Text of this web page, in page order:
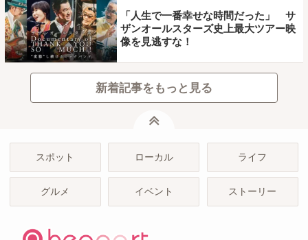
「人生で一番幸せな時間だった」 サ
ザンオールスターズ史上最大ツアー映
像を見逃すな！
新着記事をもっと見る
スポット ローカル ライフ
グルメ イベント ストーリー